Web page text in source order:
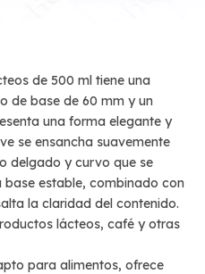
de 500 ml tiene una
de base de 60 mm y un
una forma elegante y
se ensancha suavemente
delgado y curvo que se
estable, combinado con
la claridad del contenido.
lácteos, café y otras
para alimentos, ofrece